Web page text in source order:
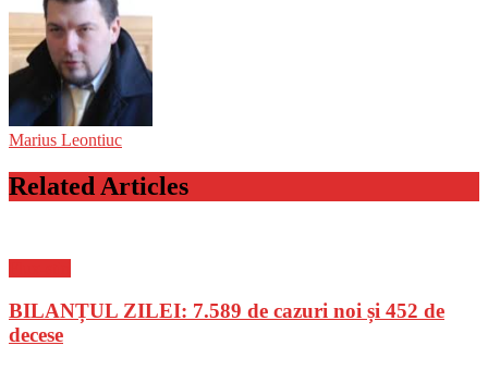
Marius Leontiuc
Related Articles
BILANȚUL ZILEI: 7.589 de cazuri noi și 452 de
decese